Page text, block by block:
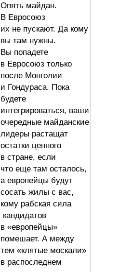
Опять майдан.
В Евросоюз
их не пускают. Да кому
вы там нужны.
Вы попадете
в Евросоюз только
после Монголии
и Гондураса. Пока
будете
интегрироваться, ваши
очередные майданские
лидеры растащат
остатки ценного
в стране, если
что еще там осталось,
а европейцы будут
сосать жилы с вас,
кому рабская сила
кандидатов
в «европейцы»
помешает. А между
тем «клятые москали»
в распоследнем